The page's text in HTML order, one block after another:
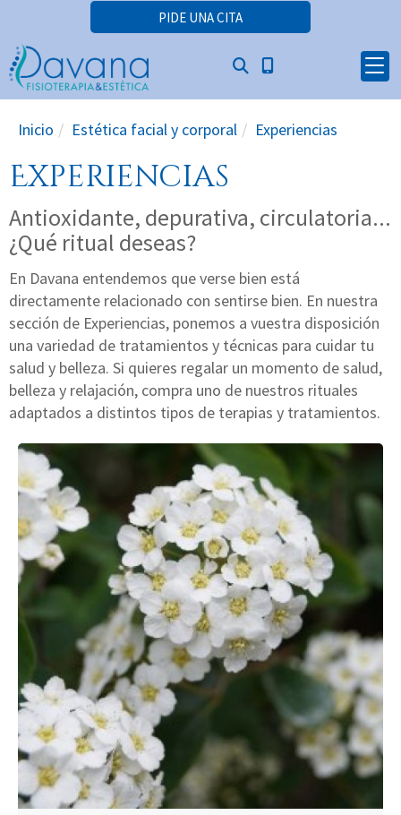
PIDE UNA CITA
Inicio Estética facial y corporal Experiencias
Experiencias
Antioxidante, depurativa, circulatoria...
¿Qué ritual deseas?
En Davana entendemos que verse bien está
directamente relacionado con sentirse bien. En nuestra
sección de Experiencias, ponemos a vuestra disposición
una variedad de tratamientos y técnicas para cuidar tu
salud y belleza. Si quieres regalar un momento de salud,
belleza y relajación, compra uno de nuestros rituales
adaptados a distintos tipos de terapias y tratamientos.